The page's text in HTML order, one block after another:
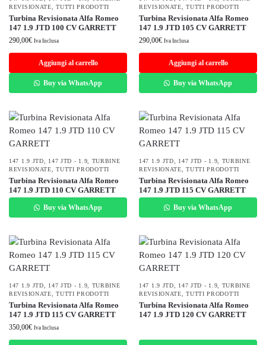
REVISIONATE ,TUTTI PRODOTTI
Turbina Revisionata Alfa Romeo
147 1.9 JTD 100 CV GARRETT
290,00€ Iva Inclusa
Aggiungi al carrello
Buy via WhatsApp
REVISIONATE ,TUTTI PRODOTTI
Turbina Revisionata Alfa Romeo
147 1.9 JTD 105 CV GARRETT
290,00€ Iva Inclusa
Aggiungi al carrello
Buy via WhatsApp
147 1.9 JTD 147 JTD - 1.9
TURBINE
REVISIONATE ,TUTTI PRODOTTI
Turbina Revisionata Alfa Romeo
147 1.9 JTD 110 CV GARRETT
Buy via WhatsApp
147 1.9 JTD 147 JTD - 1.9
TURBINE
REVISIONATE ,TUTTI PRODOTTI
Turbina Revisionata Alfa Romeo
147 1.9 JTD 115 CV GARRETT
Buy via WhatsApp
147 1.9 JTD 147 JTD - 1.9
TURBINE
REVISIONATE ,TUTTI PRODOTTI
Turbina Revisionata Alfa Romeo
147 1.9 JTD 115 CV GARRETT
350,00€ Iva Inclusa
147 1.9 JTD 147 JTD - 1.9
TURBINE
REVISIONATE ,TUTTI PRODOTTI
Turbina Revisionata Alfa Romeo
147 1.9 JTD 120 CV GARRETT